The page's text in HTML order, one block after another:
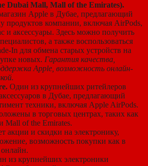
Dubai Mall, Mall of the Emirates).
Apple в Дубае, предлагающий
продуктов компании, включая AirPods,
и аксессуары. Здесь можно получить
а также воспользоваться
In для обмена старых устройств на
новых. Гарантия качества,
Apple, возможность онлайн-
Один из крупнейших ритейлеров
в Дубае, предлагающий
техники, включая Apple AirPods.
в торговых центрах, таких как
Mall of the Emirates.
акции и скидки на электронику,
возможность покупки как в
из крупнейших электроники